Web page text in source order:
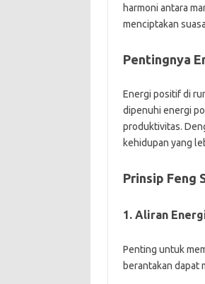
harmoni antara
menciptakan
Pentingnya
Energi positif di
dipenuhi energi
produktivitas.
kehidupan yang
Prinsip Feng
1. Aliran
Penting untuk
berantakan dapat